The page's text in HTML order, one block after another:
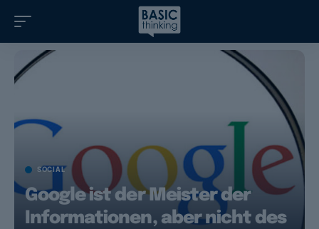
SOCIAL
Google ist der Meister der
Informationen, aber nicht des